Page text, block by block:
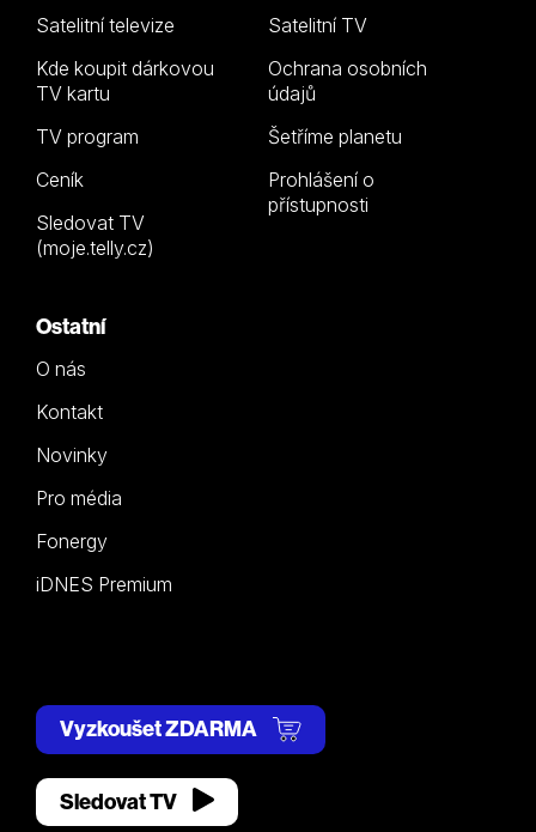
Satelitní televize
Kde koupit dárkovou
TV kartu
TV program
Ceník
Sledovat TV
(moje.telly.cz)
Satelitní TV
Ochrana osobních
údajů
Šetříme planetu
Prohlášení o
přístupnosti
Ostatní
O nás
Kontakt
Novinky
Pro média
Fonergy
iDNES Premium
Vyzkoušet ZDARMA
Sledovat TV